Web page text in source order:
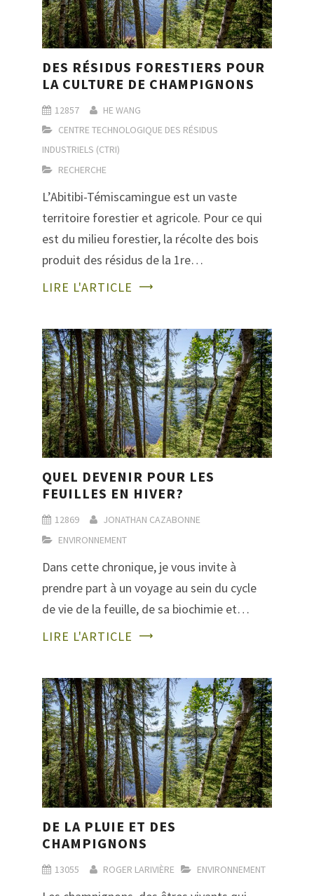
DES RÉSIDUS FORESTIERS POUR
LA CULTURE DE CHAMPIGNONS
12857
HE WANG
CENTRE TECHNOLOGIQUE DES RÉSIDUS
INDUSTRIELS (CTRI)
RECHERCHE
L’Abitibi-Témiscamingue est un vaste
territoire forestier et agricole. Pour ce qui
est du milieu forestier, la récolte des bois
produit des résidus de la 1re…
LIRE L'ARTICLE
QUEL DEVENIR POUR LES
FEUILLES EN HIVER?
12869
JONATHAN CAZABONNE
ENVIRONNEMENT
Dans cette chronique, je vous invite à
prendre part à un voyage au sein du cycle
de vie de la feuille, de sa biochimie et…
LIRE L'ARTICLE
DE LA PLUIE ET DES
CHAMPIGNONS
13055 ROGER LARIVIÈRE ENVIRONNEMENT